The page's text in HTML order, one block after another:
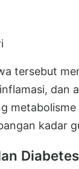
tersebut
dan
kadar